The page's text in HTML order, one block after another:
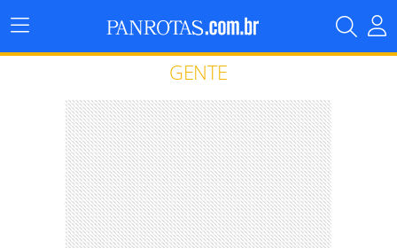
Menu
Principal
GENTE